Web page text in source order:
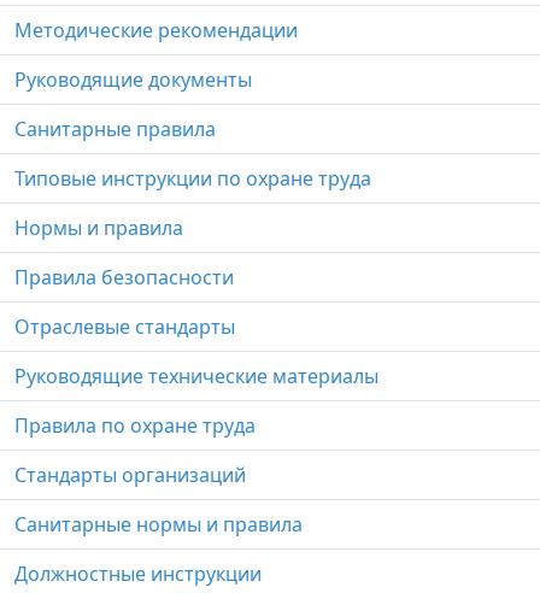
Методические рекомендации
Руководящие документы
Санитарные правила
Типовые инструкции по охране труда
Нормы и правила
Правила безопасности
Отраслевые стандарты
Руководящие технические материалы
Правила по охране труда
Стандарты организаций
Санитарные нормы и правила
Должностные инструкции